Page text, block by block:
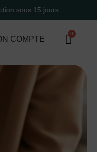
jours
COMPTE